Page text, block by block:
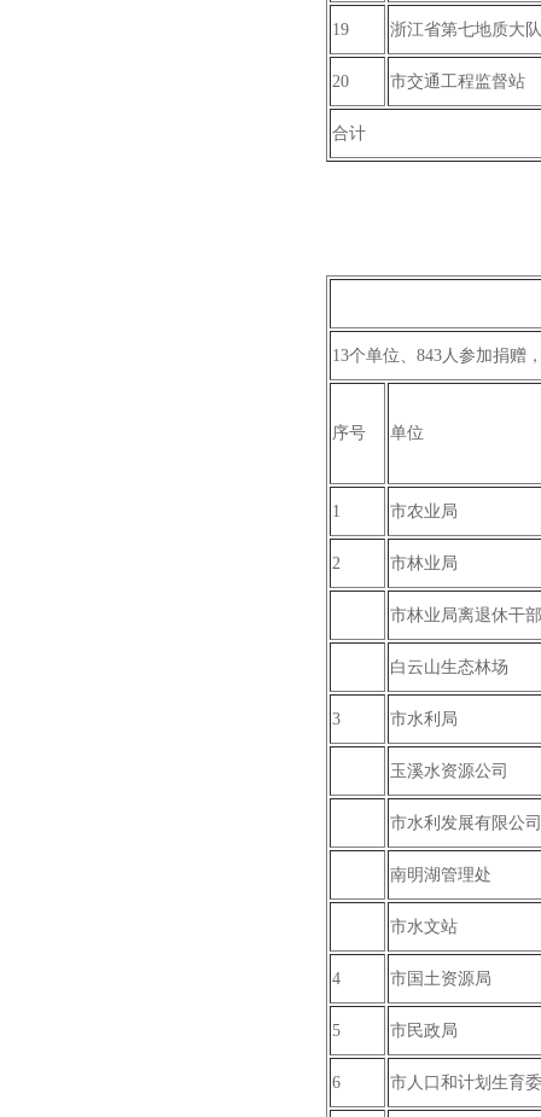
19 浙江省第七地质大队
20 市交通工程监督站
合计
13个单位、843人参加捐赠
序号 单位
1 市农业局
2 市林业局
市林业局离退休干部
白云山生态林场
3 市水利局
玉溪水资源公司
市水利发展有限公司
南明湖管理处
市水文站
4 市国土资源局
5 市民政局
6 市人口和计划生育